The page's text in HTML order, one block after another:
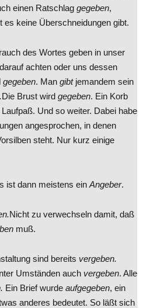
einen Ratschlag gegeben,
es keine Überschneidungen gibt.
des Wortes geben in unser
achten oder uns dessen
gegeben. Man gibtjemandem sein
Die Brust wird gegeben. Ein Korb
Und so weiter. Dabei habe
angesprochen, in denen
steht. Nur kurz einige
ist dann meistens ein Angeber.
Nicht zu verwechseln damit, daß
muß.
sind bereits vergeben.
Umständen auch vergeben. Alle
Ein Brief wurde aufgegeben, ein
anderes bedeutet. So läßt sich